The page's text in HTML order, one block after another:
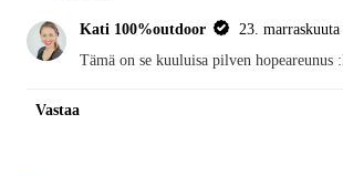
Kati 100%outdoor
23.
Tämä on se kuuluisa pilven hopeareunus
Vastaa